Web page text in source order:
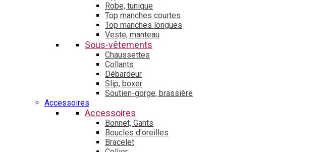
Robe, tunique
Top manches courtes
Top manches longues
Veste, manteau
Sous-vêtements
Chaussettes
Collants
Débardeur
Slip, boxer
Soutien-gorge, brassière
Accessoires
Accessoires
Bonnet, Gants
Boucles d'oreilles
Bracelet